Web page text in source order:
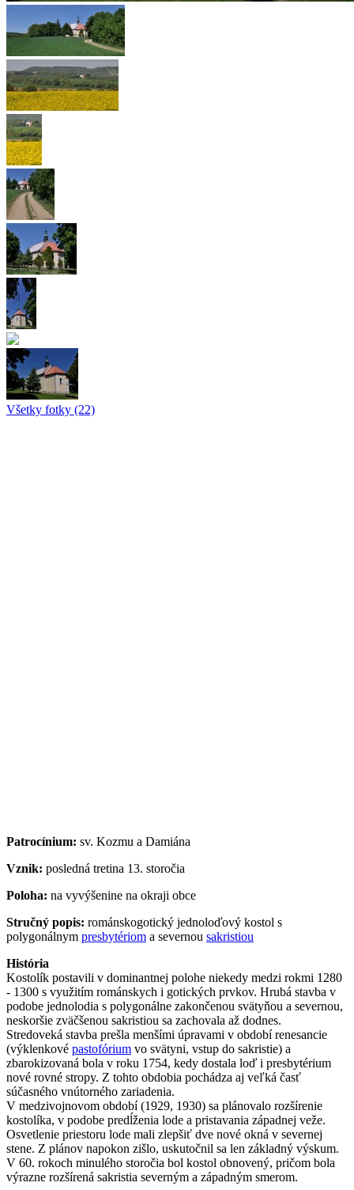
Všetky fotky (22)
Patrocínium: sv. Kozmu a Damiána
Vznik: posledná tretina 13. storočia
Poloha: na vyvýšenine na okraji obce
Stručný popis: románskogotický jednoloďový kostol s
polygonálnym presbytériom a severnou sakristiou
História
Kostolík postavili v dominantnej polohe niekedy medzi rokmi 1280
- 1300 s využitím románskych i gotických prvkov. Hrubá stavba v
podobe jednolodia s polygonálne zakončenou svätyňou a severnou,
neskoršie zväčšenou sakristiou sa zachovala až dodnes.
Stredoveká stavba prešla menšími úpravami v období renesancie
(výklenkové pastofórium vo svätyni, vstup do sakristie) a
zbarokizovaná bola v roku 1754, kedy dostala loď i presbytérium
nové rovné stropy. Z tohto obdobia pochádza aj veľká časť
súčasného vnútorného zariadenia.
V medzivojnovom období (1929, 1930) sa plánovalo rozšírenie
kostolíka, v podobe predĺženia lode a pristavania západnej veže.
Osvetlenie priestoru lode mali zlepšiť dve nové okná v severnej
stene. Z plánov napokon zišlo, uskutočnil sa len základný výskum.
V 60. rokoch minulého storočia bol kostol obnovený, pričom bola
výrazne rozšírená sakristia severným a západným smerom.